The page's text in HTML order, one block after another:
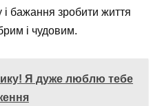
бажання зробити життя
і чудовим.
Я дуже люблю тебе